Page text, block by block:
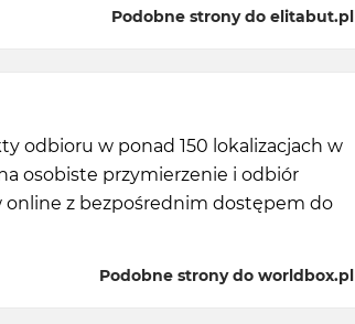
Podobne strony do elitabut.pl
odbioru w ponad 150 lokalizacjach w
osobiste przymierzenie i odbiór
online z bezpośrednim dostępem do
Podobne strony do worldbox.pl